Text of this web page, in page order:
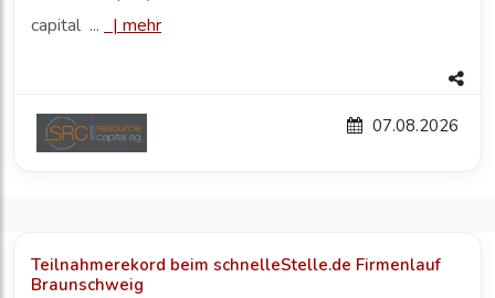
capital ...
| mehr
07.08.2026
Teilnahmerekord beim schnelleStelle.de Firmenlauf
Braunschweig